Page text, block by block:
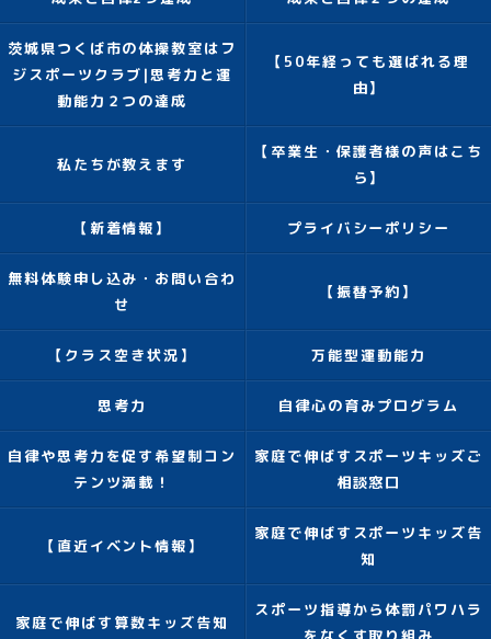
茨城県つくば市の体操教室はフ
ジスポーツクラブ|思考力と運
動能力２つの達成
【50年経っても選ばれる理
由】
私たちが教えます
【卒業生・保護者様の声はこち
ら】
【新着情報】 プライバシーポリシー
無料体験申し込み・お問い合わ
せ
【振替予約】
【クラス空き状況】 万能型運動能力
思考力 自律心の育みプログラム
自律や思考力を促す希望制コン
テンツ満載！
家庭で伸ばすスポーツキッズご
相談窓口
【直近イベント情報】
家庭で伸ばすスポーツキッズ告
知
家庭で伸ばす算数キッズ告知
スポーツ指導から体罰パワハラ